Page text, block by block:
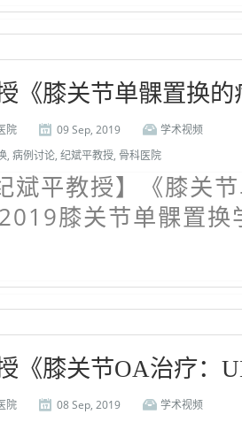
《膝关节单髁置换的
院 09 Sep, 2019
学术视频
, 病例讨论, 纪斌平教授, 骨科医院
斌平教授】《膝关
膝关节单髁置换
《膝关节OA治疗：
院 08 Sep, 2019
学术视频